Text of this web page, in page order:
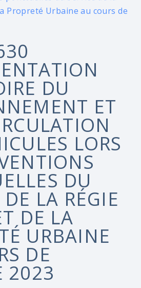
Propreté Urbaine au cours de
DU
ET
LORS
DU
DE LA RÉGIE
DE LA
URBAINE
DE
2023